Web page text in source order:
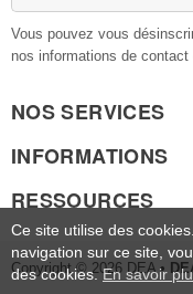
Vous pouvez vous
nos informations de
NOS SERVICES
INFORMATIONS
RESSOURCES
Copyright © 2026 DEA •
Ce site utilise des
navigation sur ce site,
des cookies.En savoir